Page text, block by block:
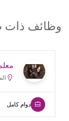
وظائف ذات
دوام كامل